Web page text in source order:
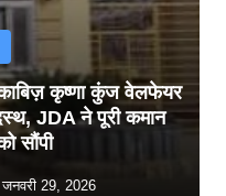
काबिज़ कृष्णा कुंज वेलफेयर
JDA ने पूरी कमान
सौंपी
जनवरी 29, 2026